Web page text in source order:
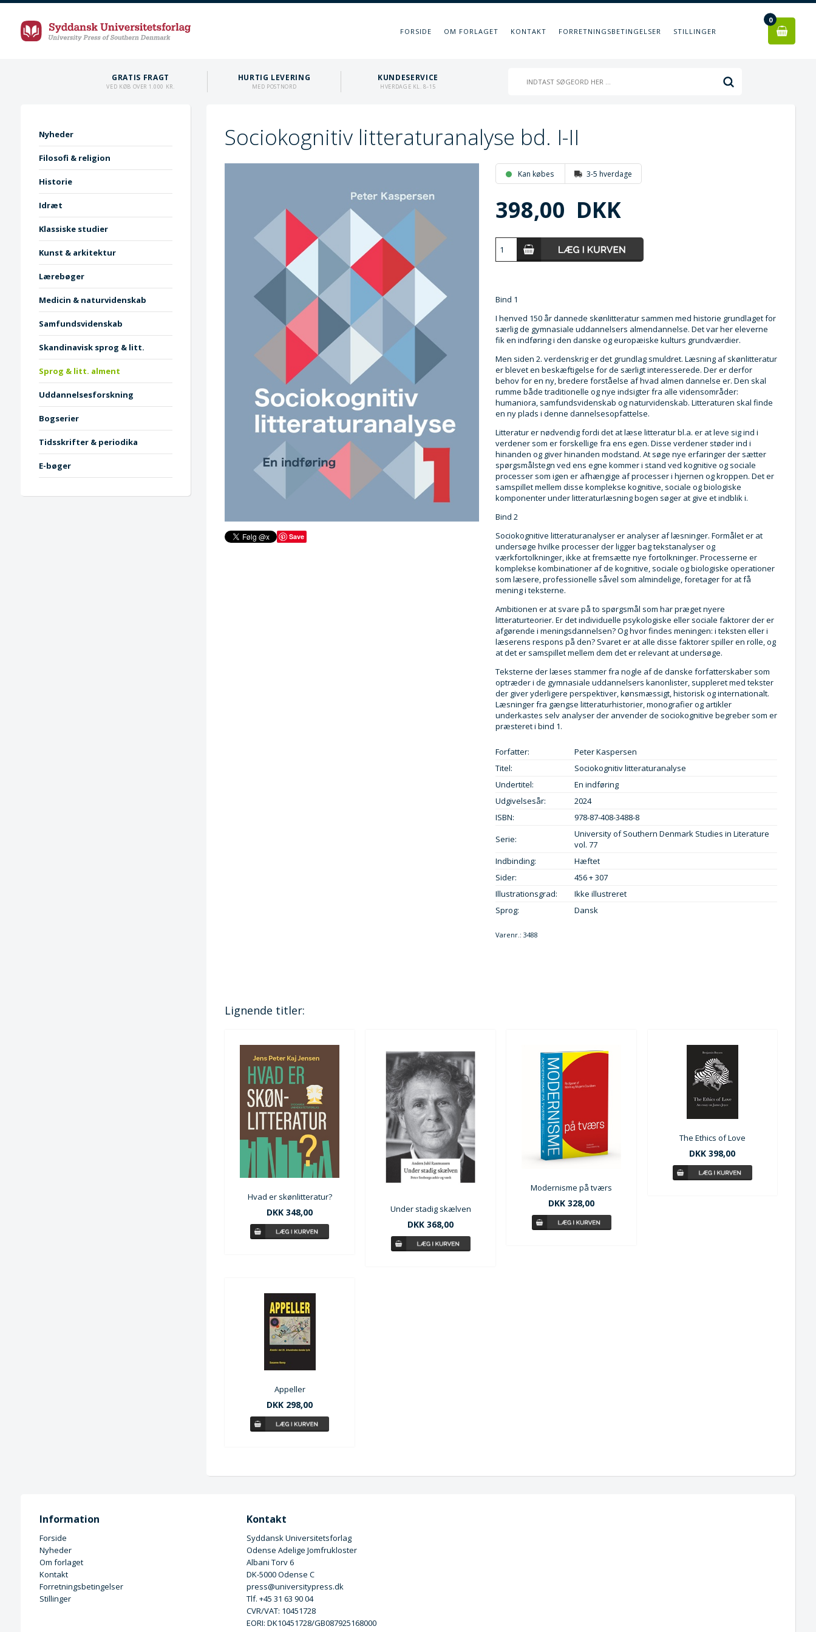
FORSIDE OM FORLAGET KONTAKT FORRETNINGSBETINGELSER STILLINGER
0
GRATIS FRAGT
VED KØB OVER 1.000 KR.
HURTIG LEVERING
MED POSTNORD
KUNDESERVICE
HVERDAGE KL. 8-15
Nyheder
Filosofi & religion
Historie
Idræt
Klassiske studier
Kunst & arkitektur
Lærebøger
Medicin & naturvidenskab
Samfundsvidenskab
Skandinavisk sprog & litt.
Sprog & litt. alment
Uddannelsesforskning
Bogserier
Tidsskrifter & periodika
E-bøger
Sociokognitiv litteraturanalyse bd. I-II
Save
Kan købes 3-5 hverdage
398,00 DKK
Bind 1
I henved 150 år dannede skønlitteratur sammen med historie grundlaget for
særlig de gymnasiale uddannelsers almendannelse. Det var her eleverne
fik en indføring i den danske og europæiske kulturs grundværdier.
Men siden 2. verdenskrig er det grundlag smuldret. Læsning af skønlitteratur
er blevet en beskæftigelse for de særligt interesserede. Der er derfor
behov for en ny, bredere forståelse af hvad almen dannelse er. Den skal
rumme både traditionelle og nye indsigter fra alle vidensområder:
humaniora, samfundsvidenskab og naturvidenskab. Litteraturen skal finde
en ny plads i denne dannelsesopfattelse.
Litteratur er nødvendig fordi det at læse litteratur bl.a. er at leve sig ind i
verdener som er forskellige fra ens egen. Disse verdener støder ind i
hinanden og giver hinanden modstand. At søge nye erfaringer der sætter
spørgsmålstegn ved ens egne kommer i stand ved kognitive og sociale
processer som igen er afhængige af processer i hjernen og kroppen. Det er
samspillet mellem disse komplekse kognitive, sociale og biologiske
komponenter under litteraturlæsning bogen søger at give et indblik i.
Bind 2
Sociokognitive litteraturanalyser er analyser af læsninger. Formålet er at
undersøge hvilke processer der ligger bag tekstanalyser og
værkfortolkninger, ikke at fremsætte nye fortolkninger. Processerne er
komplekse kombinationer af de kognitive, sociale og biologiske operationer
som læsere, professionelle såvel som almindelige, foretager for at få
mening i teksterne.
Ambitionen er at svare på to spørgsmål som har præget nyere
litteraturteorier. Er det individuelle psykologiske eller sociale faktorer der er
afgørende i meningsdannelsen? Og hvor findes meningen: i teksten eller i
læserens respons på den? Svaret er at alle disse faktorer spiller en rolle, og
at det er samspillet mellem dem det er relevant at undersøge.
Teksterne der læses stammer fra nogle af de danske forfatterskaber som
optræder i de gymnasiale uddannelsers kanonlister, suppleret med tekster
der giver yderligere perspektiver, kønsmæssigt, historisk og internationalt.
Læsninger fra gængse litteraturhistorier, monografier og artikler
underkastes selv analyser der anvender de sociokognitive begreber som er
præsteret i bind 1.
Forfatter:
Peter Kaspersen
Titel:
Sociokognitiv litteraturanalyse
Undertitel:
En indføring
Udgivelsesår:
2024
ISBN:
978-87-408-3488-8
Serie:
University of Southern Denmark Studies in Literature
vol. 77
Indbinding:
Hæftet
Sider:
456 + 307
Illustrationsgrad:
Ikke illustreret
Sprog:
Dansk
Varenr.:3488
Lignende titler:
Hvad er skønlitteratur?
DKK 348,00 Under stadig skælven
DKK 368,00
Modernisme på tværs
DKK 328,00
The Ethics of Love
DKK 398,00
Appeller
DKK 298,00
Information
Forside
Nyheder
Om forlaget
Kontakt
Forretningsbetingelser
Stillinger
Kontakt
Syddansk Universitetsforlag
Odense Adelige Jomfrukloster
Albani Torv 6
DK-5000 Odense C
press@universitypress.dk
Tlf. +45 31 63 90 04
CVR/VAT: 10451728
EORI: DK10451728/GB087925168000